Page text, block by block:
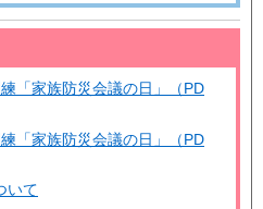
「家族防災会議の日」（PD
「家族防災会議の日」（PD
いて